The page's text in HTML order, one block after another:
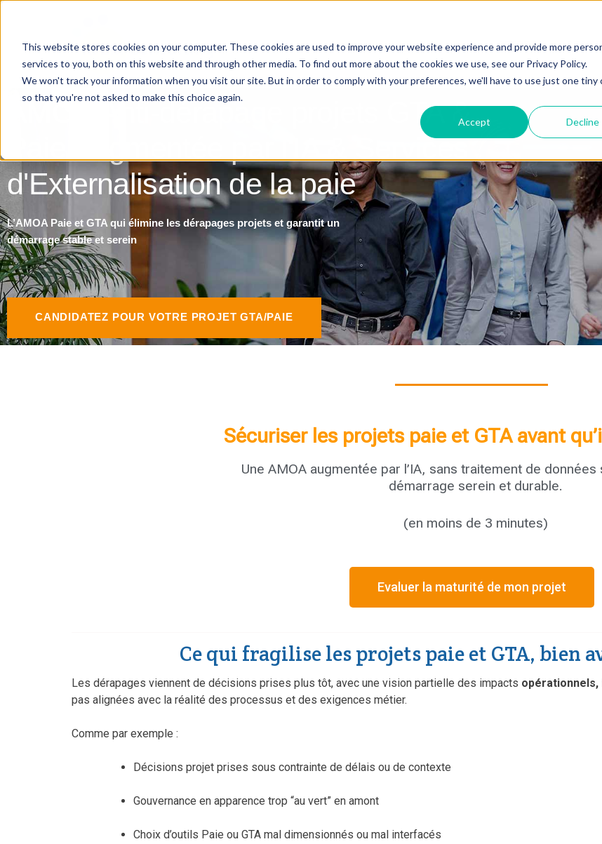
This website stores cookies on your computer. These cookies are used to improve your website experience and provide more
services to you, both on this website and through other media. To find out more about the cookies we use, see our Privacy Policy.
We won't track your information when you visit our site. But in order to comply with your preferences, we'll have to use just one tiny
so that you're not asked to make this choice again.
Accept Decline
PROJET PAIE OU GTA OFFRES
AMOA Anti-dérapage projets GTA &
Paie Augmentée par l'IA & Services
d'Externalisation de la paie
L’AMOA Paie et GTA qui élimine les dérapages projets et garantit un
démarrage stable et serein
CANDIDATEZ POUR VOTRE PROJET GTA/PAIE
Sécuriser les projets paie et GTA avant
Une AMOA augmentée par l’IA, sans traitement de
démarrage serein et durable.
(en moins de 3 minutes)
Evaluer la maturité de mon projet
Ce qui fragilise les projets paie et GTA, bien
Les dérapages viennent de décisions prises plus tôt, avec une vision partielle des impacts opérationnels,
pas alignées avec la réalité des processus et des exigences métier.
Comme par exemple :
Décisions projet prises sous contrainte de délais ou de contexte
Gouvernance en apparence trop “au vert” en amont
Choix d’outils Paie ou GTA mal dimensionnés ou mal interfacés